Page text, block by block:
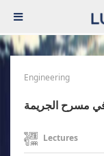
Engineering
في مسرح الجريمة
Lectures